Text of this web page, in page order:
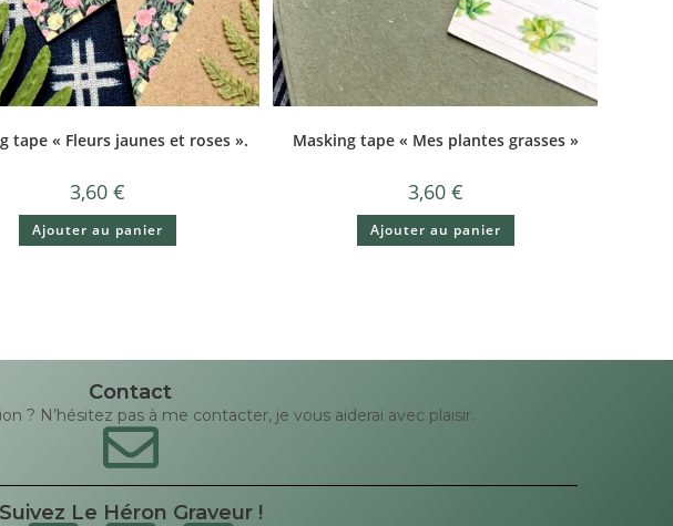
tape « Fleurs jaunes et roses ».
3,60 €
Ajouter au panier
Masking tape « Mes plantes grasses »
3,60 €
Ajouter au panier
Contact
? N’hésitez pas à me contacter, je vous aiderai avec plaisir.
Suivez Le Héron Graveur !